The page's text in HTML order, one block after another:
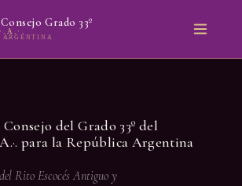
Grado 33º
ARGENTINA
del Grado 33º del
para la República Argentina
Rito Escocés Antiguo y